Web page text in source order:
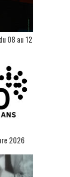
08 au 12
2026